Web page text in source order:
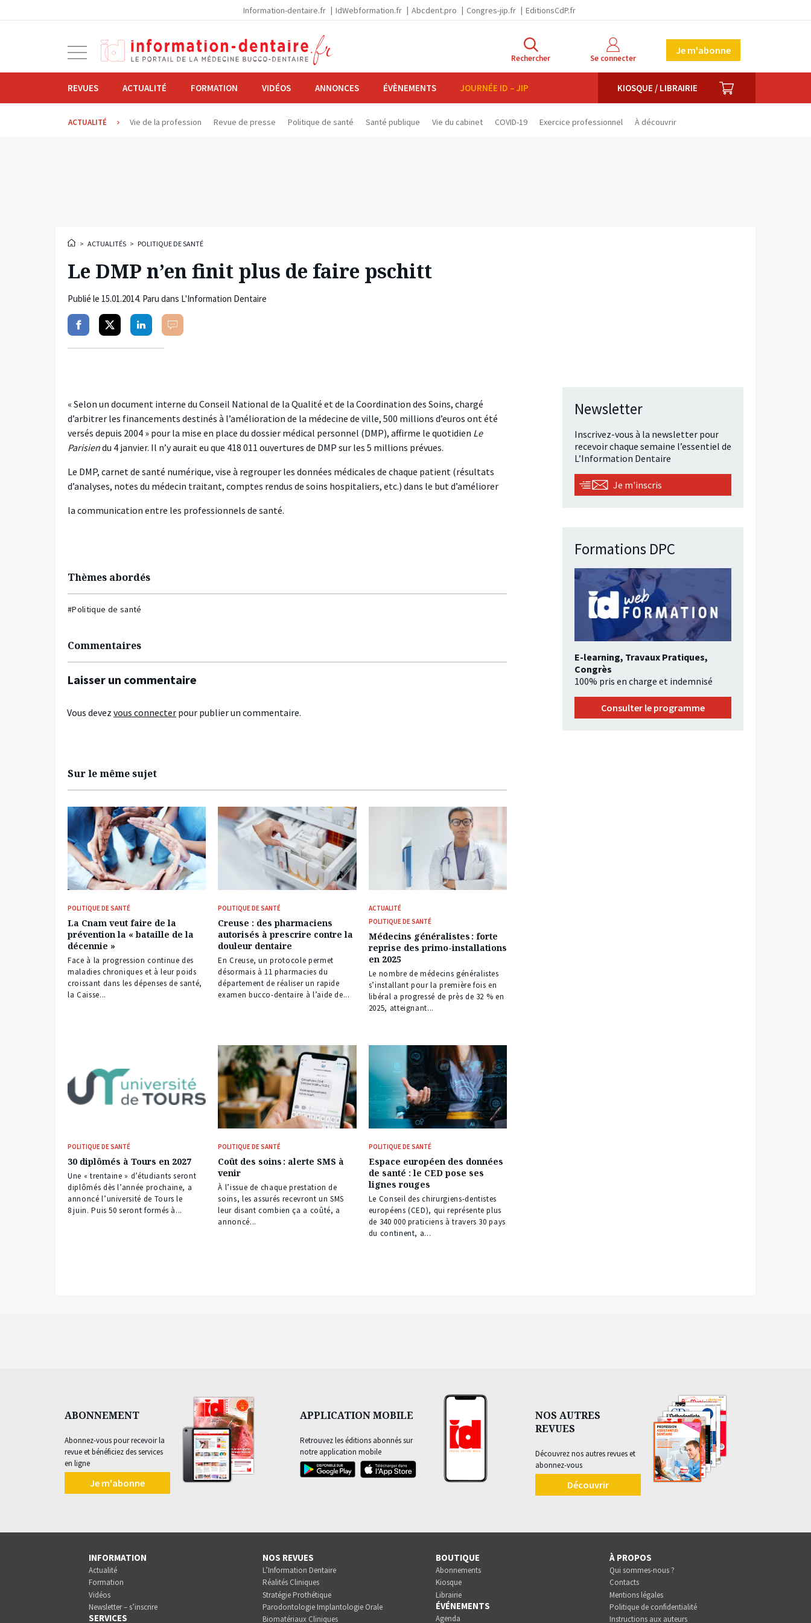
Information-dentaire.fr IdWebformation.fr Abcdent.pro Congres-jip.fr EditionsCdP.fr
navigation
Rechercher Se connecter
Je m'abonne
REVUES ACTUALITÉ FORMATION VIDÉOS ANNONCES ÉVÈNEMENTS JOURNÉE ID – JIP KIOSQUE / LIBRAIRIE PANIER
ACTUALITÉ Vie de la profession Revue de presse Politique de santé Santé publique Vie du cabinet COVID-19 Exercice professionnel À découvrir
> ACTUALITÉS > POLITIQUE DE SANTÉ
Le DMP n’en finit plus de faire pschitt
Publié le 15.01.2014. Paru dans L'Information Dentaire
PartagerPartagerPartagerCommenter
« Selon un document interne du Conseil National de la Qualité et de la Coordination des Soins, chargé
d’arbitrer les financements destinés à l’amélioration de la médecine de ville, 500 millions d’euros ont été
versés depuis 2004 » pour la mise en place du dossier médical personnel (DMP), affirme le quotidien Le
Parisiendu 4 janvier. Il n’y aurait eu que 418 011 ouvertures de DMP sur les 5 millions prévues.
Le DMP, carnet de santé numérique, vise à regrouper les données médicales de chaque patient (résultats
d’analyses, notes du médecin traitant, comptes rendus de soins hospitaliers, etc.) dans le but d’améliorer
la communication entre les professionnels de santé.
Thèmes abordés
#Politique de santé
Commentaires
Laisser un commentaire
Vous devez vous connecter pour publier un commentaire.
Sur le même sujet
POLITIQUE DE SANTÉ
La Cnam veut faire de la
prévention la « bataille de la
décennie »
Face à la progression continue des
maladies chroniques et à leur poids
croissant dans les dépenses de santé,
la Caisse...
POLITIQUE DE SANTÉ
Creuse : des pharmaciens
autorisés à prescrire contre la
douleur dentaire
En Creuse, un protocole permet
désormais à 11 pharmacies du
département de réaliser un rapide
examen bucco-dentaire à l’aide de...
ACTUALITÉ
POLITIQUE DE SANTÉ
Médecins généralistes : forte
reprise des primo-installations
en 2025
Le nombre de médecins généralistes
s’installant pour la première fois en
libéral a progressé de près de 32 % en
2025, atteignant...
POLITIQUE DE SANTÉ
30 diplômés à Tours en 2027
Une « trentaine » d’étudiants seront
diplômés dès l’année prochaine, a
annoncé l’université de Tours le
8 juin. Puis 50 seront formés à...
POLITIQUE DE SANTÉ
Coût des soins : alerte SMS à
venir
À l’issue de chaque prestation de
soins, les assurés recevront un SMS
leur disant combien ça a coûté, a
annoncé...
POLITIQUE DE SANTÉ
Espace européen des données
de santé : le CED pose ses
lignes rouges
Le Conseil des chirurgiens-dentistes
européens (CED), qui représente plus
de 340 000 praticiens à travers 30 pays
du continent, a...
Newsletter
Inscrivez-vous à la newsletter pour
recevoir chaque semaine l’essentiel de
L’Information Dentaire
Je m'inscris
Formations DPC
E-learning, Travaux Pratiques,
Congrès
100% pris en charge et indemnisé
Consulter le programme
ABONNEMENT
Abonnez-vous pour recevoir la
revue et bénéficiez des services
en ligne
Je m'abonne
APPLICATION MOBILE
Retrouvez les éditions abonnés sur
notre application mobile
NOS AUTRES
REVUES
Découvrez nos autres revues et
abonnez-vous
Découvrir
INFORMATION
Actualité
Formation
Vidéos
Newsletter – s’inscrire
SERVICES
NOS REVUES
L’Information Dentaire
Réalités Cliniques
Stratégie Prothétique
Parodontologie Implantologie Orale
Biomatériaux Cliniques
BOUTIQUE
Abonnements
Kiosque
Librairie
ÉVÉNEMENTS
Agenda
À PROPOS
Qui sommes-nous ?
Contacts
Mentions légales
Politique de confidentialité
Instructions aux auteurs